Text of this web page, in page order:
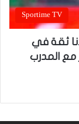
Sportime TV
ثقة في
مع المدرب